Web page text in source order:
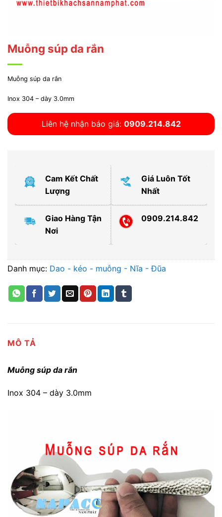
Muỗng súp da rắn
Muỗng súp da rắn
Inox 304 – dày 3.0mm
Liên hệ nhận báo giá: 0909.214.842
Cam Kết Chất
Lượng
Giá Luôn Tốt
Nhất
Giao Hàng Tận
Nơi
0909.214.842
Danh mục: Dao - kéo - muỗng - Nĩa - Đũa
MÔ TẢ
Muỗng súp da rắn
Inox 304 – dày 3.0mm